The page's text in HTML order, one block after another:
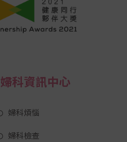
科資訊中心
婦科煩惱
婦科檢查